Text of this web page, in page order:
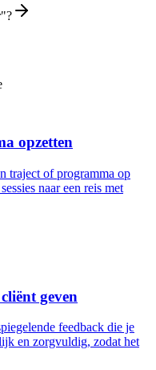
opzetten
traject of programma op
naar een reis met
geven
feedback die je
en zorgvuldig, zodat het